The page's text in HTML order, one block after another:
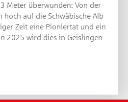
Meter überwunden: Von der
hoch auf die Schwäbische Alb
Zeit eine Pioniertat und ein
2025 wird dies in Geislingen
einfach folgende Frage:
feiert die Kreissparkasse
in diesem Jahr?